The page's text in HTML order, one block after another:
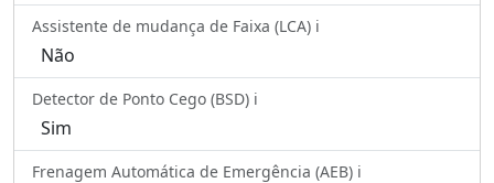
Assistente de mudança de Faixa (LCA) ℹ️
Não
Detector de Ponto Cego (BSD) ℹ️
Sim
Frenagem Automática de Emergência (AEB) ℹ️